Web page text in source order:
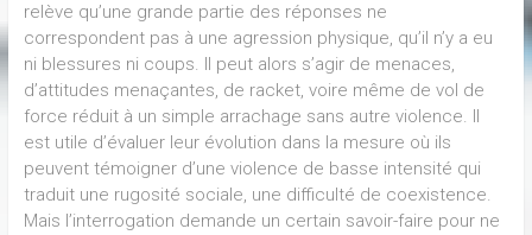
relève qu’une grande partie des réponses ne
correspondent pas à une agression physique, qu’il n’y a eu
ni blessures ni coups. Il peut alors s’agir de menaces,
d’attitudes menaçantes, de racket, voire même de vol de
force réduit à un simple arrachage sans autre violence. Il
est utile d’évaluer leur évolution dans la mesure où ils
peuvent témoigner d’une violence de basse intensité qui
traduit une rugosité sociale, une difficulté de coexistence.
Mais l’interrogation demande un certain savoir-faire pour ne